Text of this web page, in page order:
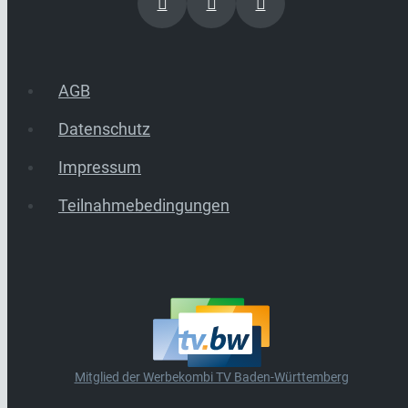
AGB
Datenschutz
Impressum
Teilnahmebedingungen
Mitglied der Werbekombi TV Baden-Württemberg